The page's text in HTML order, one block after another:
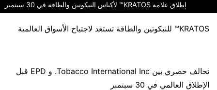
إطلاق علامة KRATOS™ لأكياس النيكوتين والطاقة في 30 سبتمبر
KRATOS™ للنيكوتين والطاقة تستعد لاجتياح الأسواق العالمية
تحالف حصري بين Tobacco International Inc. و EPD قبل
الإطلاق العالمي في 30 سبتمبر